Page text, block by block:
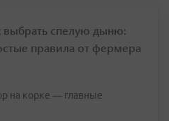
выбрать спелую дыню:
правила от фермера
на корке — главные